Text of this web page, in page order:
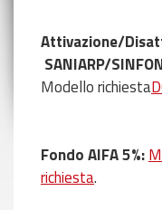
Attivazione/
SANIARP/
Modello richiesta
Fondo AIFA 5%:
richiesta.